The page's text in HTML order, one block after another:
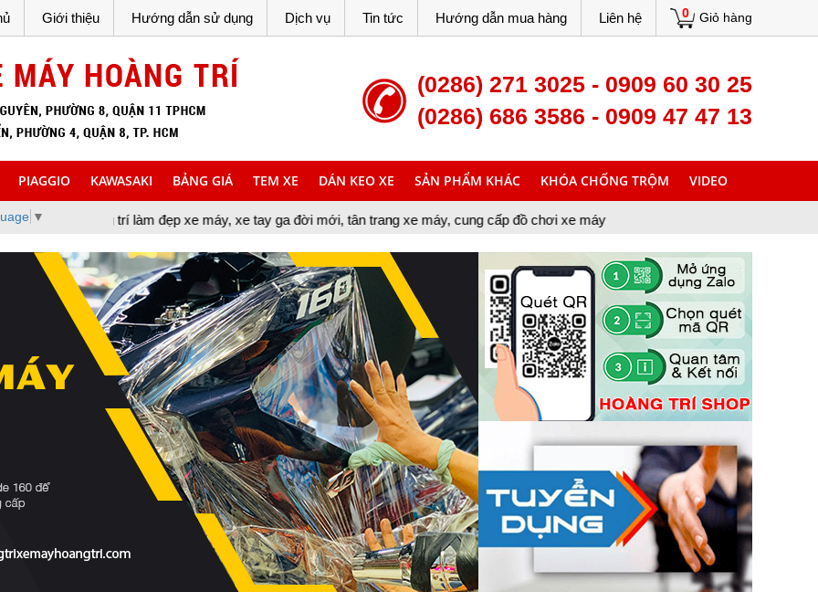
0 Giỏ hàng
Giới thiệu Hướng dẫn sử dụng Dịch vụ Tin tức Hướng dẫn mua hàng Liên hệ
(0286) 271 3025 - 0909 60 30 25
(0286) 686 3586 - 0909 47 47 13
PIAGGIO KAWASAKI BẢNG GIÁ TEM XE DÁN KEO XE SẢN PHẨM KHÁC KHÓA CHỐNG TRỘM VIDEO
▼
trí làm đẹp xe máy, xe tay ga đời mới, tân trang xe máy, cung cấp đồ chơi xe máy